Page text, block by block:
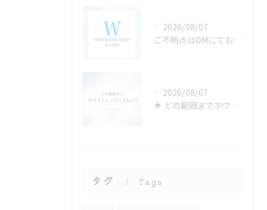
2026/08/07
ご不明点はDMにてお気軽にお問い合わせください✨🩷
2026/08/07
🌟 どの範囲までホワイトニングできるの？ 🌟
タグ Tags